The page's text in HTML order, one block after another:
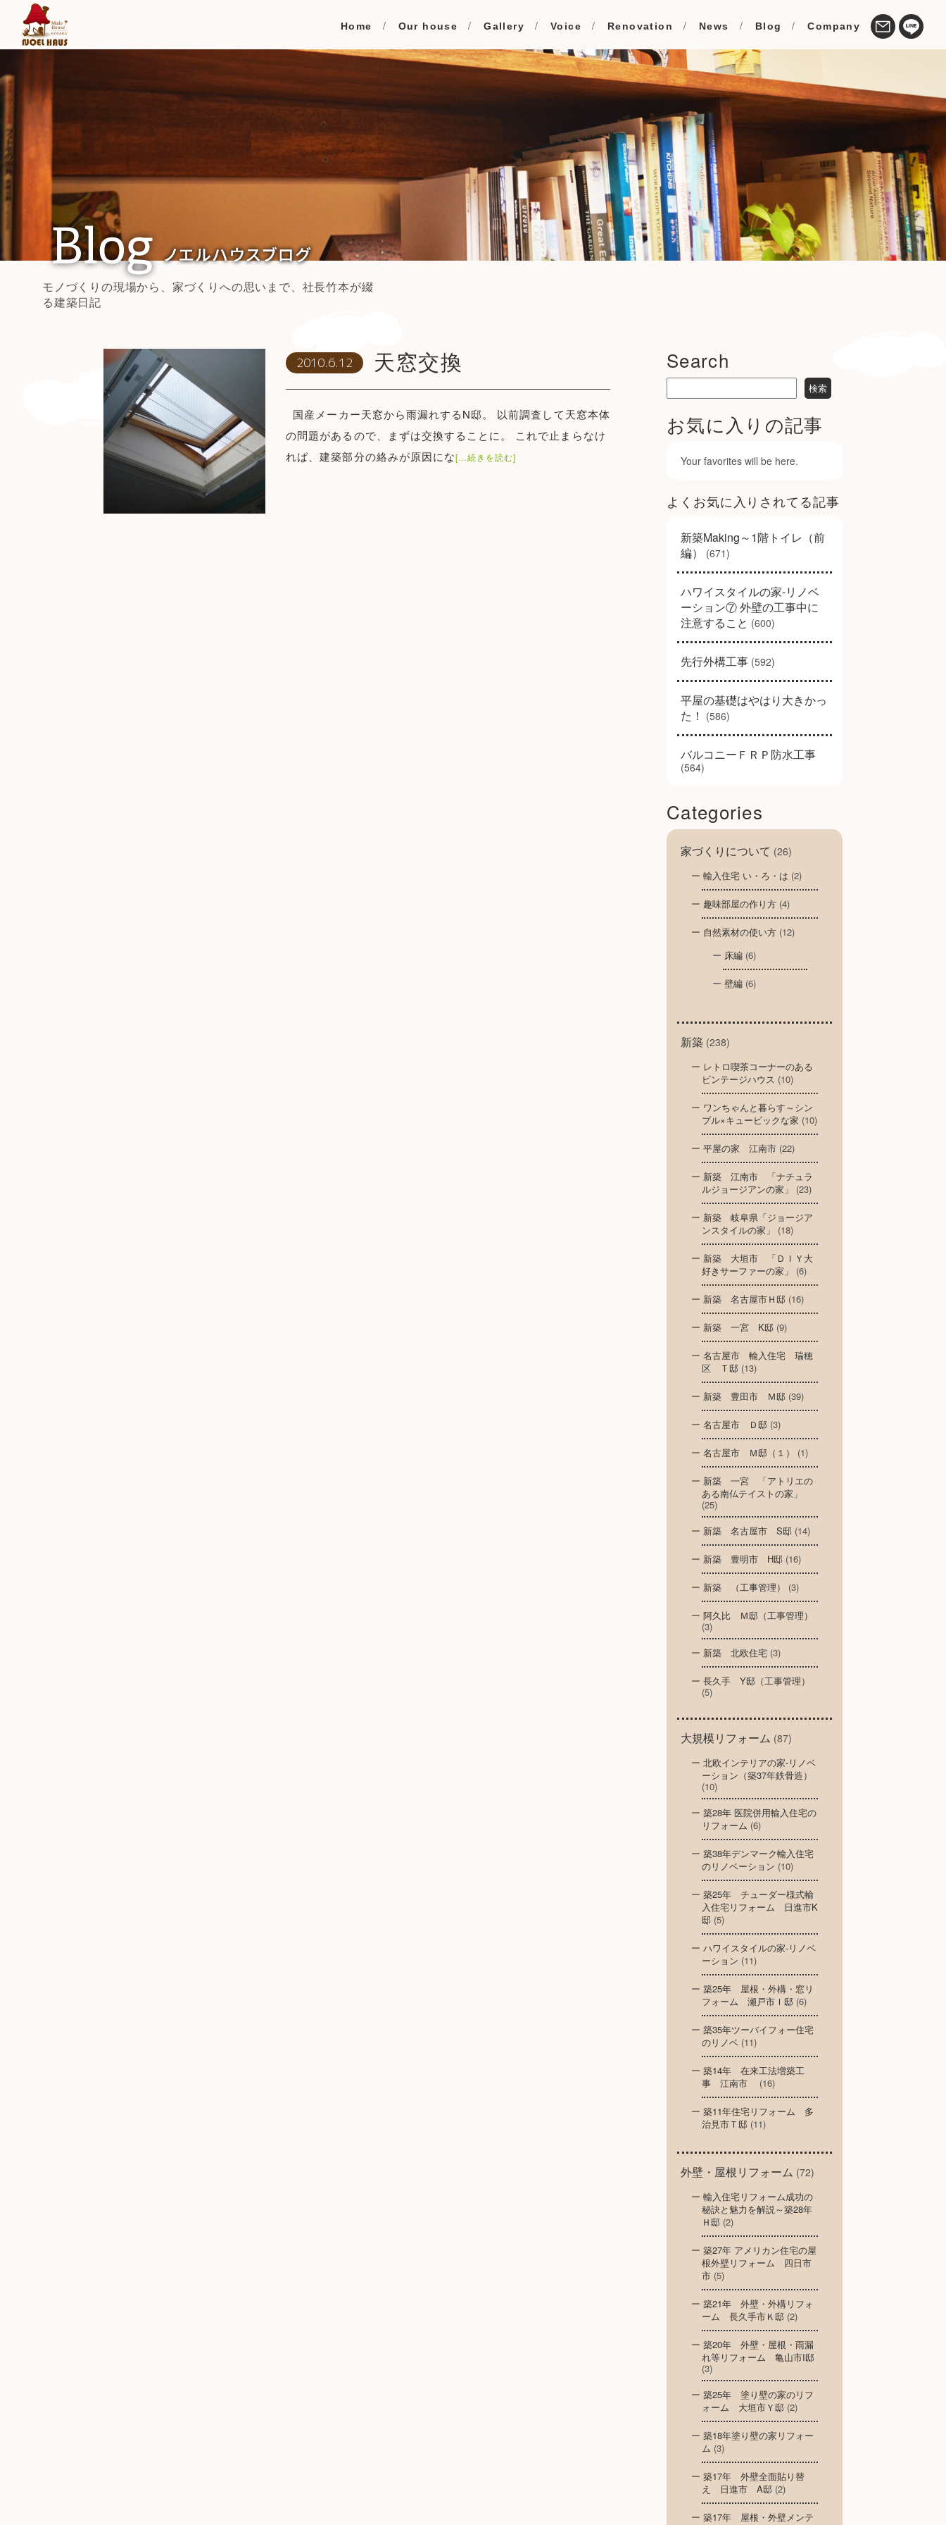
モノづくりの現場から、家づくりへの思いまで、社長竹本が綴
る建築日記
2010.6.12 天窓交換
国産メーカー天窓から雨漏れするN邸。 以前調査して天窓本体
の問題があるので、まずは交換することに。 これで止まらなけ
れば、建築部分の絡みが原因にな[…続きを読む]
Search
お気に入りの記事
Your favorites will be here.
よくお気に入りされてる記事
新築Making～1階トイレ（前
編）
(671)
ハワイスタイルの家-リノベ
ーション⑦ 外壁の工事中に
注意すること (600)
先行外構工事 (592)
平屋の基礎はやはり大きかっ
た！ (586)
バルコニーＦＲＰ防水工事
(564)
Categories
家づくりについて (26)
輸入住宅 い・ろ・は (2)
趣味部屋の作り方 (4)
自然素材の使い方 (12)
床編 (6)
壁編 (6)
新築 (238)
レトロ喫茶コーナーのある
ビンテージハウス (10)
ワンちゃんと暮らす～シン
プル×キュービックな家 (10)
平屋の家 江南市 (22)
新築 江南市 「ナチュラ
ルジョージアンの家」
(23)
新築 岐阜県「ジョージア
ンスタイルの家」
(18)
新築 大垣市 「ＤＩＹ大
好きサーファーの家」
(6)
新築 名古屋市Ｈ邸 (16)
新築 一宮 K邸 (9)
名古屋市 輸入住宅 瑞穂
区 Ｔ邸 (13)
新築 豊田市 Ｍ邸 (39)
名古屋市 Ｄ邸 (3)
名古屋市 Ｍ邸（１） (1)
新築 一宮 「アトリエの
ある南仏テイストの家」
(25)
新築 名古屋市 S邸 (14)
新築 豊明市 H邸 (16)
新築 （工事管理） (3)
阿久比 Ｍ邸（工事管理）
(3)
新築 北欧住宅 (3)
長久手 Y邸（工事管理）
(5)
大規模リフォーム (87)
北欧インテリアの家-リノベ
ーション（築37年鉄骨造）
(10)
築28年 医院併用輸入住宅の
リフォーム (6)
築38年デンマーク輸入住宅
のリノベーション (10)
築25年 チューダー様式輸
入住宅リフォーム 日進市K
邸 (5)
ハワイスタイルの家-リノベ
ーション (11)
築25年 屋根・外構・窓リ
フォーム 瀬戸市Ｉ邸 (6)
築35年ツーバイフォー住宅
のリノベ (11)
築14年 在来工法増築工
事 江南市
(16)
築11年住宅リフォーム 多
治見市Ｔ邸 (11)
外壁・屋根リフォーム (72)
輸入住宅リフォーム成功の
秘訣と魅力を解説～築28年
Ｈ邸 (2)
築27年 アメリカン住宅の屋
根外壁リフォーム 四日市
市 (5)
築21年 外壁・外構リフォ
ーム 長久手市Ｋ邸 (2)
築20年 外壁・屋根・雨漏
れ等リフォーム 亀山市I邸
(3)
築25年 塗り壁の家のリフ
ォーム 大垣市Ｙ邸 (2)
築18年塗り壁の家リフォー
ム (3)
築17年 外壁全面貼り替
え 日進市 A邸 (2)
築17年 屋根・外壁メンテ
Home Our house Gallery Voice Renovation News Blog Company